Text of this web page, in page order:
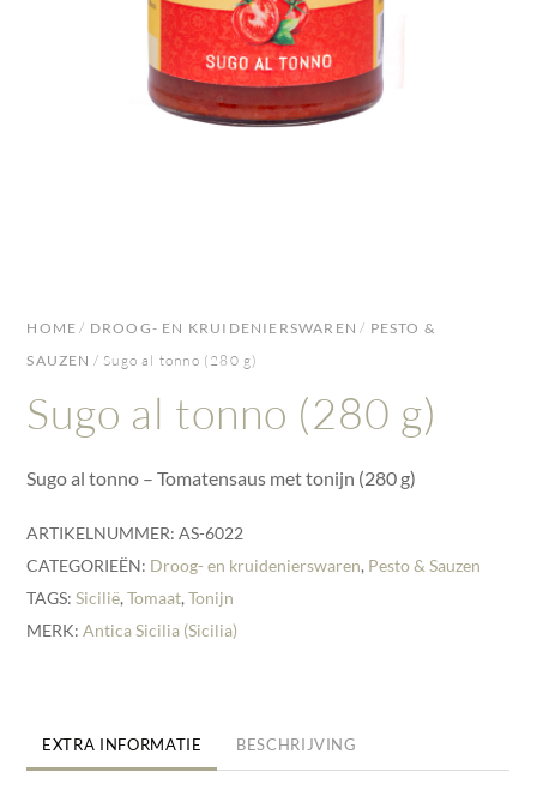
HOME / DROOG- EN KRUIDENIERSWAREN / PESTO &
SAUZEN / Sugo al tonno (280 g)
Sugo al tonno (280 g)
Sugo al tonno – Tomatensaus met tonijn (280 g)
ARTIKELNUMMER:AS-6022
CATEGORIEËN: Droog- en kruidenierswaren, Pesto & Sauzen
TAGS:Sicilië,Tomaat,Tonijn
MERK:Antica Sicilia (Sicilia)
EXTRA INFORMATIE BESCHRIJVING